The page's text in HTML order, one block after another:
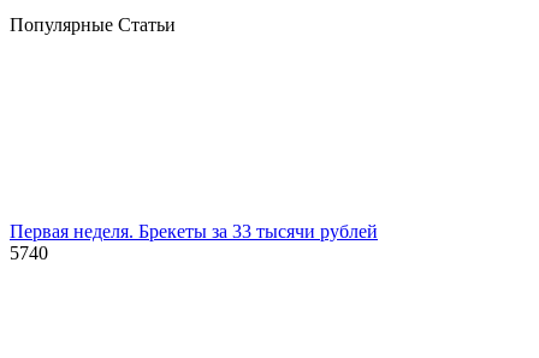
Популярные Статьи
Первая неделя. Брекеты за 33 тысячи рублей
5740